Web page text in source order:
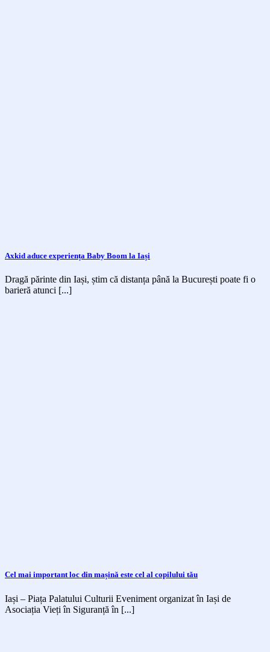
Axkid aduce experiența Baby Boom la Iași
Dragă părinte din Iași, știm că distanța până la București poate fi o
barieră atunci [...]
Cel mai important loc din mașină este cel al copilului tău
Iași – Piața Palatului Culturii Eveniment organizat în Iași de
Asociația Vieți în Siguranță în [...]